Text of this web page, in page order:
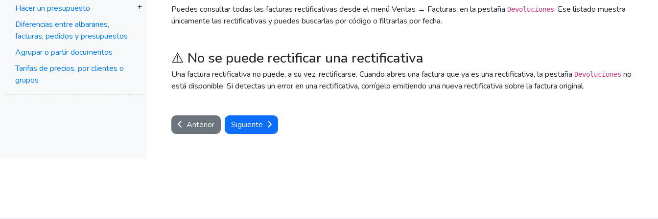
Hacer un presupuesto
+
Diferencias entre albaranes,
facturas, pedidos y presupuestos
Agrupar o partir documentos
Tarifas de precios, por clientes o
grupos
Puedes consultar todas las facturas rectificativas desde el menú Ventas → Facturas, en la pestaña Devoluciones. Ese listado muestra
únicamente las rectificativas y puedes buscarlas por código o filtrarlas por fecha.
⚠️ No se puede rectificar una rectificativa
Una factura rectificativa no puede, a su vez, rectificarse. Cuando abres una factura que ya es una rectificativa, la pestaña Devoluciones no
está disponible. Si detectas un error en una rectificativa, corrígelo emitiendo una nueva rectificativa sobre la factura original.
Anterior Siguiente